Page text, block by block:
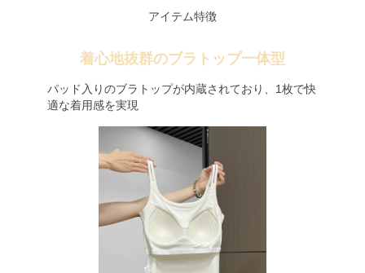
アイテム特徴
着心地抜群のブラトップ一体型
パッド入りのブラトップが内蔵されており、1枚で快
適な着用感を実現